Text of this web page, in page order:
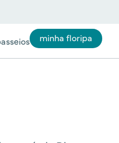
minha floripa